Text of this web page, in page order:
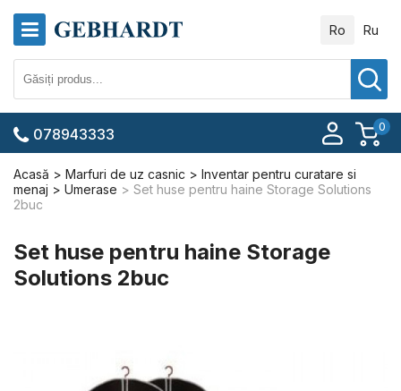
Ro Ru
0
078943333
Acasă Marfuri de uz casnic
Inventar pentru curatare si
menaj
Umerase
Set huse pentru haine Storage Solutions
2buc
Set huse pentru haine Storage
Solutions 2buc